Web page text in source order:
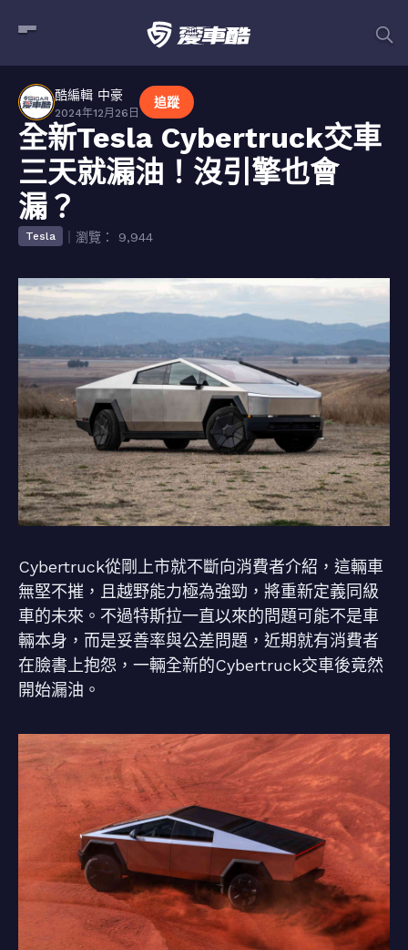
酷編輯 中豪
2024年12月26日
追蹤
全新Tesla Cybertruck交車
三天就漏油！沒引擎也會
漏？
Tesla ｜瀏覽： 9,944
Cybertruck從剛上市就不斷向消費者介紹，這輛車
無堅不摧，且越野能力極為強勁，將重新定義同級
車的未來。不過特斯拉一直以來的問題可能不是車
輛本身，而是妥善率與公差問題，近期就有消費者
在臉書上抱怨，一輛全新的Cybertruck交車後竟然
開始漏油。